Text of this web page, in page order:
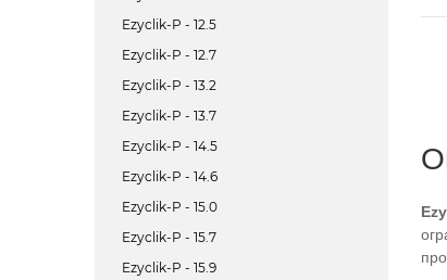
Ezyclik-P - 12.5
Ezyclik-P - 12.7
Ezyclik-P - 13.2
Ezyclik-P - 13.7
Ezyclik-P - 14.5
Ezyclik-P - 14.6
Ezyclik-P - 15.0
Ezyclik-P - 15.7
Ezyclik-P - 15.9